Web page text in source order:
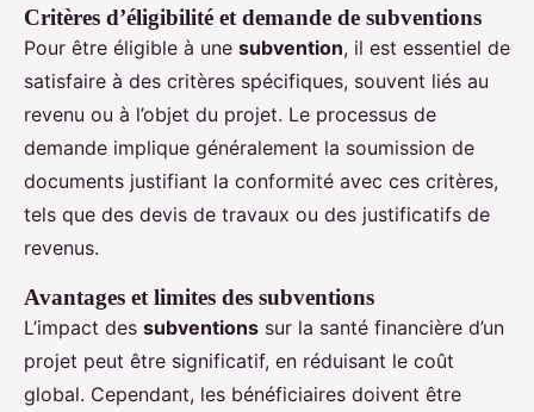
Critères d’éligibilité et demande de subventions
Pour être éligible à une subvention, il est essentiel de
satisfaire à des critères spécifiques, souvent liés au
revenu ou à l’objet du projet. Le processus de
demande implique généralement la soumission de
documents justifiant la conformité avec ces critères,
tels que des devis de travaux ou des justificatifs de
revenus.
Avantages et limites des subventions
L’impact des subventions sur la santé financière d’un
projet peut être significatif, en réduisant le coût
global. Cependant, les bénéficiaires doivent être